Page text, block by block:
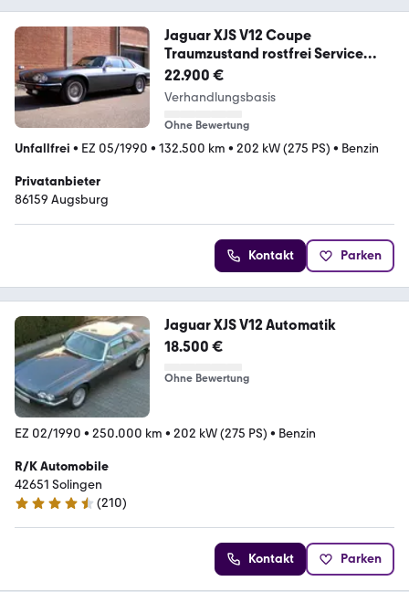
Jaguar XJS V12 Coupe
Traumzustand rostfrei Service
2026
22.900 €
Verhandlungsbasis
Ohne Bewertung
Unfallfrei • EZ 05/1990 • 132.500 km • 202 kW (275 PS) • Benzin
Privatanbieter
86159 Augsburg
Kontakt Parken
Jaguar XJS V12 Automatik
18.500 €
Ohne Bewertung
EZ 02/1990 • 250.000 km • 202 kW (275 PS) • Benzin
R/K Automobile
42651 Solingen
4.6 Sterne
(210)
Kontakt Parken